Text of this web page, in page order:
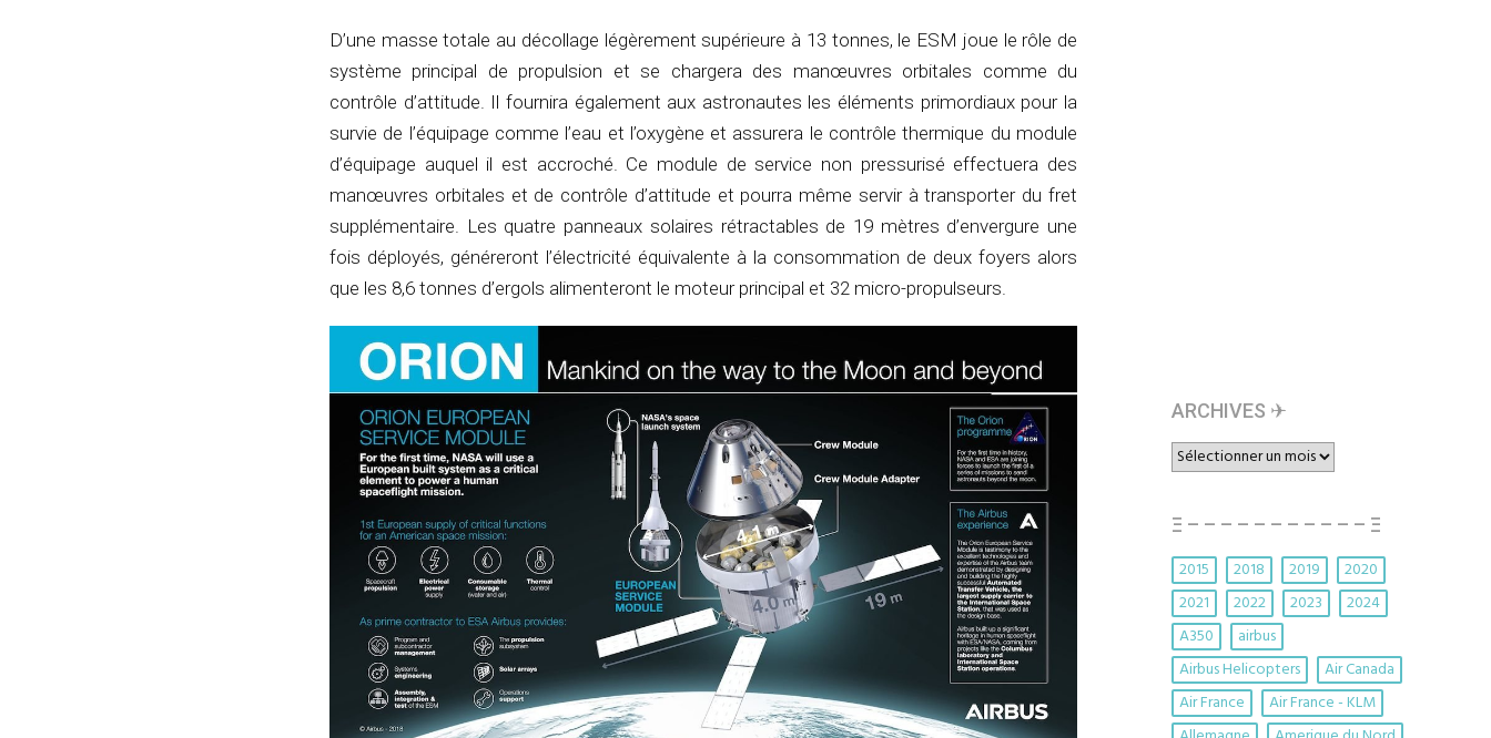
D’une masse totale au décollage légèrement supérieure à 13 tonnes, le ESM joue le rôle de
système principal de propulsion et se chargera des manœuvres orbitales comme du
contrôle d’attitude. Il fournira également aux astronautes les éléments primordiaux pour la
survie de l’équipage comme l’eau et l’oxygène et assurera le contrôle thermique du module
d’équipage auquel il est accroché. Ce module de service non pressurisé effectuera des
manœuvres orbitales et de contrôle d’attitude et pourra même servir à transporter du fret
supplémentaire. Les quatre panneaux solaires rétractables de 19 mètres d’envergure une
fois déployés, généreront l’électricité équivalente à la consommation de deux foyers alors
que les 8,6 tonnes d’ergols alimenteront le moteur principal et 32 micro-propulseurs.
ARCHIVES ✈︎
ARCHIVES
✈︎
Ξ – – – – – – – – – – – Ξ
2015 2018 2019
2020
2021
2022 2023
2024
A350
airbus
Airbus Helicopters
Air Canada
Air France
Air France - KLM